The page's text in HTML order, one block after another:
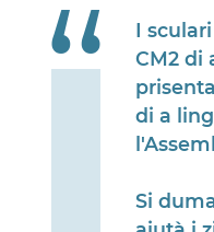
“
I
CM2 di
di a
Si